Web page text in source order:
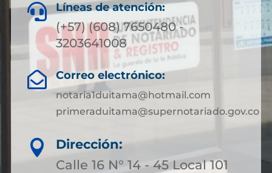
 Líneas de atención:
(+57) (608) 7650480 -
3203641008
 Correo electrónico:
notaria1duitama@hotmail.com
primeraduitama@supernotariado.gov.co

Dirección:
Calle 16 N° 14 - 45 Local 101